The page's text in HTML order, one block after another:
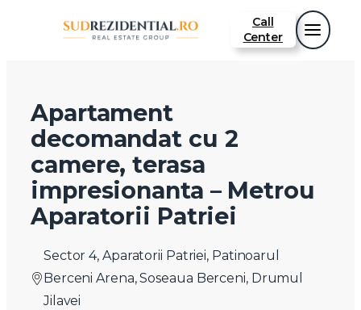
Call
Center
Apartament
decomandat cu 2
camere, terasa
impresionanta – Metrou
Aparatorii Patriei
Sector 4, Aparatorii Patriei, Patinoarul
Berceni Arena, Soseaua Berceni, Drumul
Jilavei